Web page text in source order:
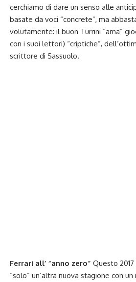
cerchiamo di dare un senso alle
basate da voci “concrete”, ma
volutamente: il buon Turrini “ama”
con i suoi lettori) “criptiche”,
scrittore di Sassuolo.
Ferrari all’ “anno zero” Questo
“solo” un’altra nuova stagione con